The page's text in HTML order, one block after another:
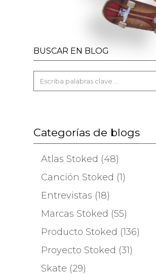
BUSCAR EN BLOG
Categorías de blogs
Atlas Stoked (48)
Canción Stoked (1)
Entrevistas (18)
Marcas Stoked (55)
Producto Stoked (136)
Proyecto Stoked (31)
Skate (29)